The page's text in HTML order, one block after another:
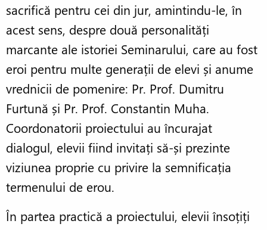
sacrifică pentru cei din jur, amintindu-le, în
acest sens, despre două personalități
marcante ale istoriei Seminarului, care au fost
eroi pentru multe generații de elevi și anume
vrednicii de pomenire: Pr. Prof. Dumitru
Furtună și Pr. Prof. Constantin Muha.
Coordonatorii proiectului au încurajat
dialogul, elevii fiind invitați să-și prezinte
viziunea proprie cu privire la semnificația
termenului de erou.
În partea practică a proiectului, elevii însoțiți